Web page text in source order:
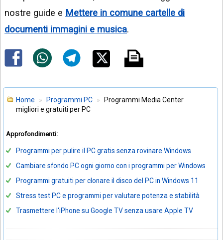
nostre guide e Mettere in comune cartelle di
documenti immagini e musica.
Home Programmi PC
Programmi Media Center
migliori e gratuiti per PC
Approfondimenti:
Programmi per pulire il PC gratis senza rovinare Windows
Cambiare sfondo PC ogni giorno con i programmi per Windows
Programmi gratuiti per clonare il disco del PC in Windows 11
Stress test PC e programmi per valutare potenza e stabilità
Trasmettere l'iPhone su Google TV senza usare Apple TV